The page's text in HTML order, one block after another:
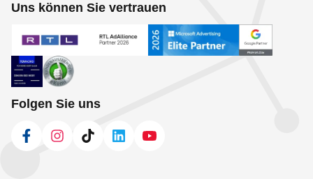
Uns können Sie vertrauen
Folgen Sie uns